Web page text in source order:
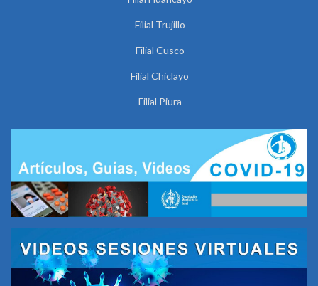
Filial Trujillo
Filial Cusco
Filial Chiclayo
Filial Piura